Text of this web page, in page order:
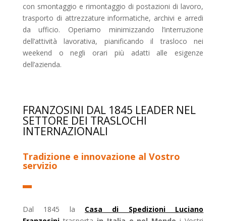
con smontaggio e rimontaggio di postazioni di lavoro,
trasporto di attrezzature informatiche, archivi e arredi
da ufficio. Operiamo minimizzando l’interruzione
dell’attività lavorativa, pianificando il trasloco nei
weekend o negli orari più adatti alle esigenze
dell’azienda.
FRANZOSINI DAL 1845 LEADER NEL
SETTORE DEI TRASLOCHI
INTERNAZIONALI
Tradizione e innovazione al Vostro
servizio
Dal 1845 la Casa di Spedizioni Luciano